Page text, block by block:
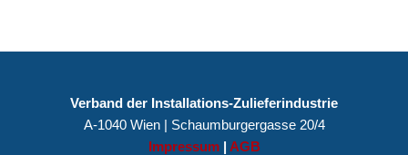
Verband der Installations-Zulieferindustrie
A-1040 Wien | Schaumburgergasse 20/4
Impressum
AGB